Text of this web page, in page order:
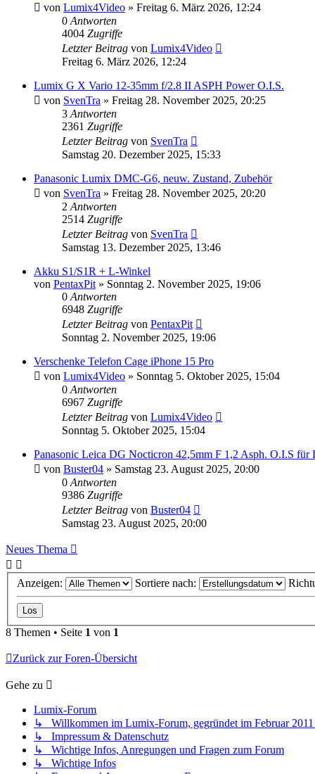
von Lumix4Video » Freitag 6. März 2026, 12:24
0 Antworten
4004 Zugriffe
Letzter Beitrag von Lumix4Video
Freitag 6. März 2026, 12:24
Lumix G X Vario 12-35mm f/2.8 II ASPH Power O.I.S.
von SvenTra » Freitag 28. November 2025, 20:25
3 Antworten
2361 Zugriffe
Letzter Beitrag von SvenTra
Samstag 20. Dezember 2025, 15:33
Panasonic Lumix DMC-G6, neuw. Zustand, Zubehör
von SvenTra » Freitag 28. November 2025, 20:20
2 Antworten
2514 Zugriffe
Letzter Beitrag von SvenTra
Samstag 13. Dezember 2025, 13:46
Akku S1/S1R + L-Winkel
von PentaxPit » Sonntag 2. November 2025, 19:06
0 Antworten
6948 Zugriffe
Letzter Beitrag von PentaxPit
Sonntag 2. November 2025, 19:06
Verschenke Telefon Cage iPhone 15 Pro
von Lumix4Video » Sonntag 5. Oktober 2025, 15:04
0 Antworten
6967 Zugriffe
Letzter Beitrag von Lumix4Video
Sonntag 5. Oktober 2025, 15:04
Panasonic Leica DG Nocticron 42,5mm F 1,2 Asph. O.I.S für
von Buster04 » Samstag 23. August 2025, 20:00
0 Antworten
9386 Zugriffe
Letzter Beitrag von Buster04
Samstag 23. August 2025, 20:00
Neues Thema
Anzeigen: Sortiere nach:
8 Themen • Seite 1 von 1
Zurück zur Foren-Übersicht
Gehe zu
Lumix-Forum
↳ Willkommen im Lumix-Forum, gegründet im Februar 2011
↳ Impressum & Datenschutz
↳ Wichtige Infos, Anregungen und Fragen zum Forum
↳ Wichtige Infos